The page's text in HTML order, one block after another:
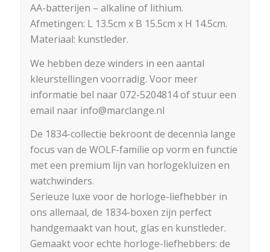
AA-batterijen – alkaline of lithium.
Afmetingen: L 13.5cm x B 15.5cm x H 14.5cm.
Materiaal: kunstleder.
We hebben deze winders in een aantal
kleurstellingen voorradig. Voor meer
informatie bel naar 072-5204814 of stuur een
email naar info@marclange.nl
De 1834-collectie bekroont de decennia lange
focus van de WOLF-familie op vorm en functie
met een premium lijn van horlogekluizen en
watchwinders.
Serieuze luxe voor de horloge-liefhebber in
ons allemaal, de 1834-boxen zijn perfect
handgemaakt van hout, glas en kunstleder.
Gemaakt voor echte horloge-liefhebbers: de